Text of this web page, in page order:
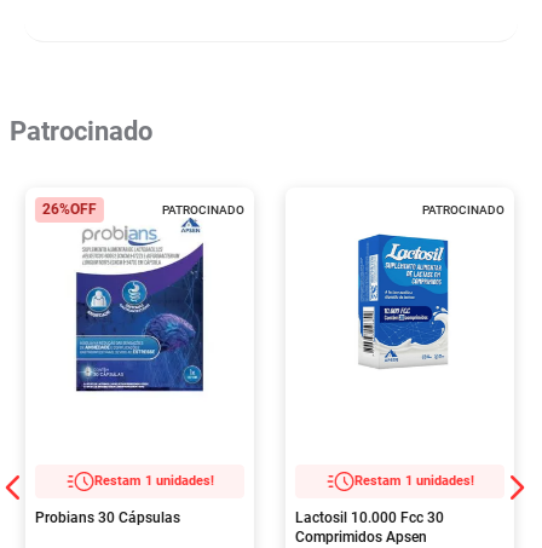
Patrocinado
PATROCINADO
26%OFF
Restam 1 unidades!
Probians 30 Cápsulas
PATROCINADO
Restam 1 unidades!
Lactosil 10.000 Fcc 30
Comprimidos Apsen